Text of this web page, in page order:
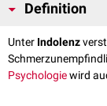
Definition
Unter Indolenz
Psychologiewird